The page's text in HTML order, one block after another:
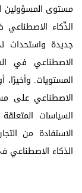
مستوى المسؤولين
الذّكاء
جديدة واستحداث
الاصطناعي في
المستويات.
الاصطناعي على
السياسات
الاستفادة من
الذكاء